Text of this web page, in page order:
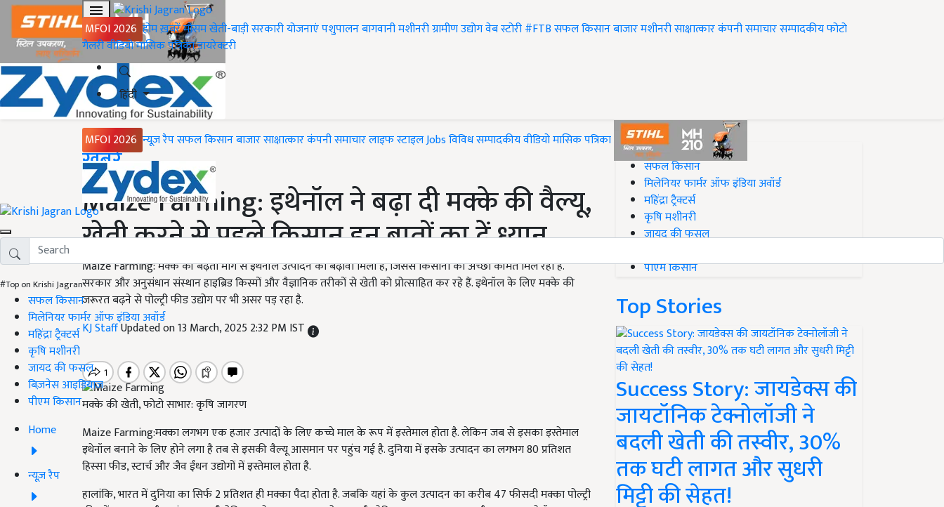
MFOI 2026 होमख़बरेंमौसमखेती-बाड़ीसरकारी योजनाएंपशुपालनबागवानीमशीनरीग्रामीण उद्योगवेब स्टोरी#FTBसफल किसानबाजारमशीनरीसाक्षात्कारकंपनी समाचारसम्पादकीयफोटो
गैलरीवीडियोमासिक पत्रिकाडायरेक्टरी
हिंदी
MFOI 2026 न्यूज़ रैपसफल किसानबाजारसाक्षात्कारकंपनी समाचारलाइफ स्टाइलJobsविविधसम्पादकीयवीडियोमासिक पत्रिका
#Top on Krishi Jagran
सफल किसान
मिलेनियर फार्मर ऑफ इंडिया अवॉर्ड
महिंद्रा ट्रैक्टर्स
कृषि मशीनरी
जायद की फसल
बिज़नेस आइडियाज
पीएम किसान
Home
न्यूज़ रैप
Home
ख़बरें
Maize Farming: इथेनॉल ने बढ़ा दी मक्के की वैल्यू,
खेती करने से पहले क‍िसान इन बातों का दें ध्यान
Maize Farming: मक्के की बढ़ती मांग से इथेनॉल उत्पादन को बढ़ावा मिला है, जिससे किसानों को अच्छी कीमत मिल रही है.
सरकार और अनुसंधान संस्थान हाइब्रिड किस्मों और वैज्ञानिक तरीकों से खेती को प्रोत्साहित कर रहे हैं. इथेनॉल के लिए मक्के की
जरूरत बढ़ने से पोल्ट्री फीड उद्योग पर भी असर पड़ रहा है.
KJ StaffUpdated on 13 March, 2025 2:32 PM IST
मक्के की खेती, फोटो साभार: कृषि जागरण
Maize Farming:मक्का लगभग एक हजार उत्पादों के लिए कच्चे माल के रूप में इस्तेमाल होता है. लेक‍िन जब से इसका इस्तेमाल
इथेनॉल बनाने के ल‍िए होने लगा है तब से इसकी वैल्यू आसमान पर पहुंच गई है. दुनिया में इसके उत्पादन का लगभग 80 प्रत‍िशत
हिस्सा फीड, स्टार्च और जैव ईंधन उद्योगों में इस्तेमाल होता है.
हालांक‍ि, भारत में दुन‍िया का स‍िर्फ 2 प्रत‍िशत ही मक्का पैदा होता है. जबक‍ि यहां के कुल उत्पादन का करीब 47 फीसदी मक्‍का पोल्ट्री
#Top on Krishi Jagran
सफल किसान
मिलेनियर फार्मर ऑफ इंडिया अवॉर्ड
महिंद्रा ट्रैक्टर्स
कृषि मशीनरी
जायद की फसल
पीएम किसान
Top Stories
Success Story: जायडेक्स की
जायटॉनिक टेक्नोलॉजी ने
बदली खेती की तस्वीर, 30%
तक घटी लागत और सुधरी
मिट्टी की सेहत!